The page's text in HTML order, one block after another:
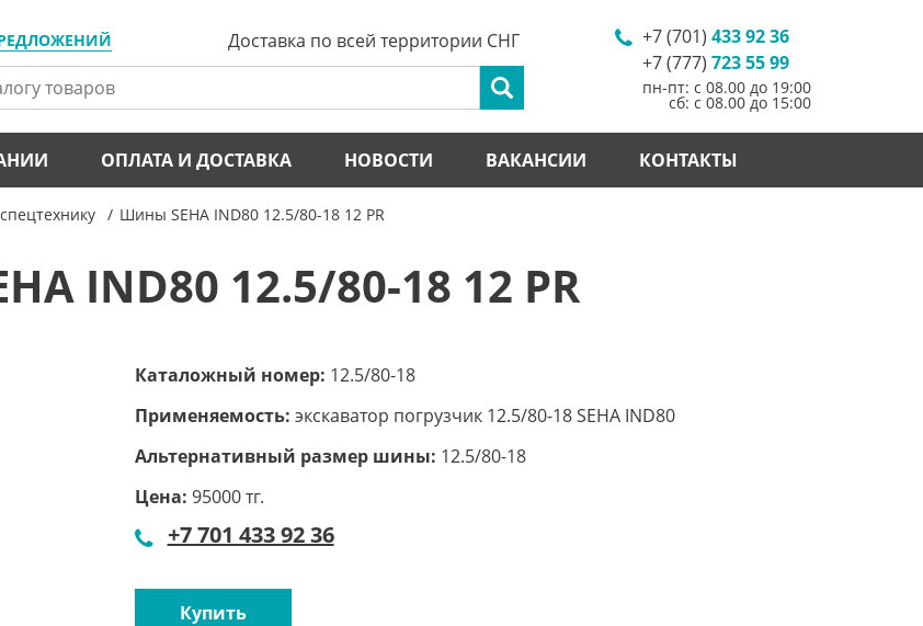
+7 (701) 433 92 36
+7 (777) 723 55 99
пн-пт: с 08.00 до 19:00
сб: с 08.00 до 15:00
Доставка по всей территории СНГ
ОПЛАТА И ДОСТАВКА НОВОСТИ ВАКАНСИИ КОНТАКТЫ
Шины SEHA IND80 12.5/80-18 12 PR
IND80 12.5/80-18 12 PR
Каталожный номер: 12.5/80-18
Применяемость: экскаватор погрузчик 12.5/80-18 SEHA IND80
Альтернативный размер шины: 12.5/80-18
Цена: 95000 тг.
+7 701 433 92 36
Купить